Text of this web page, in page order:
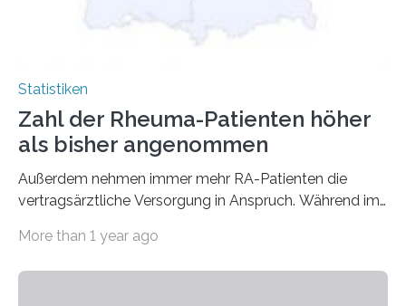
Statistiken
Zahl der Rheuma-Patienten höher
als bisher angenommen
Außerdem nehmen immer mehr RA-Patienten die
vertragsärztliche Versorgung in Anspruch. Während im
More than 1 year ago